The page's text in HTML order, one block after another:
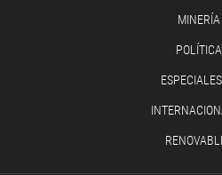
MINERÍA
POLÍTICA